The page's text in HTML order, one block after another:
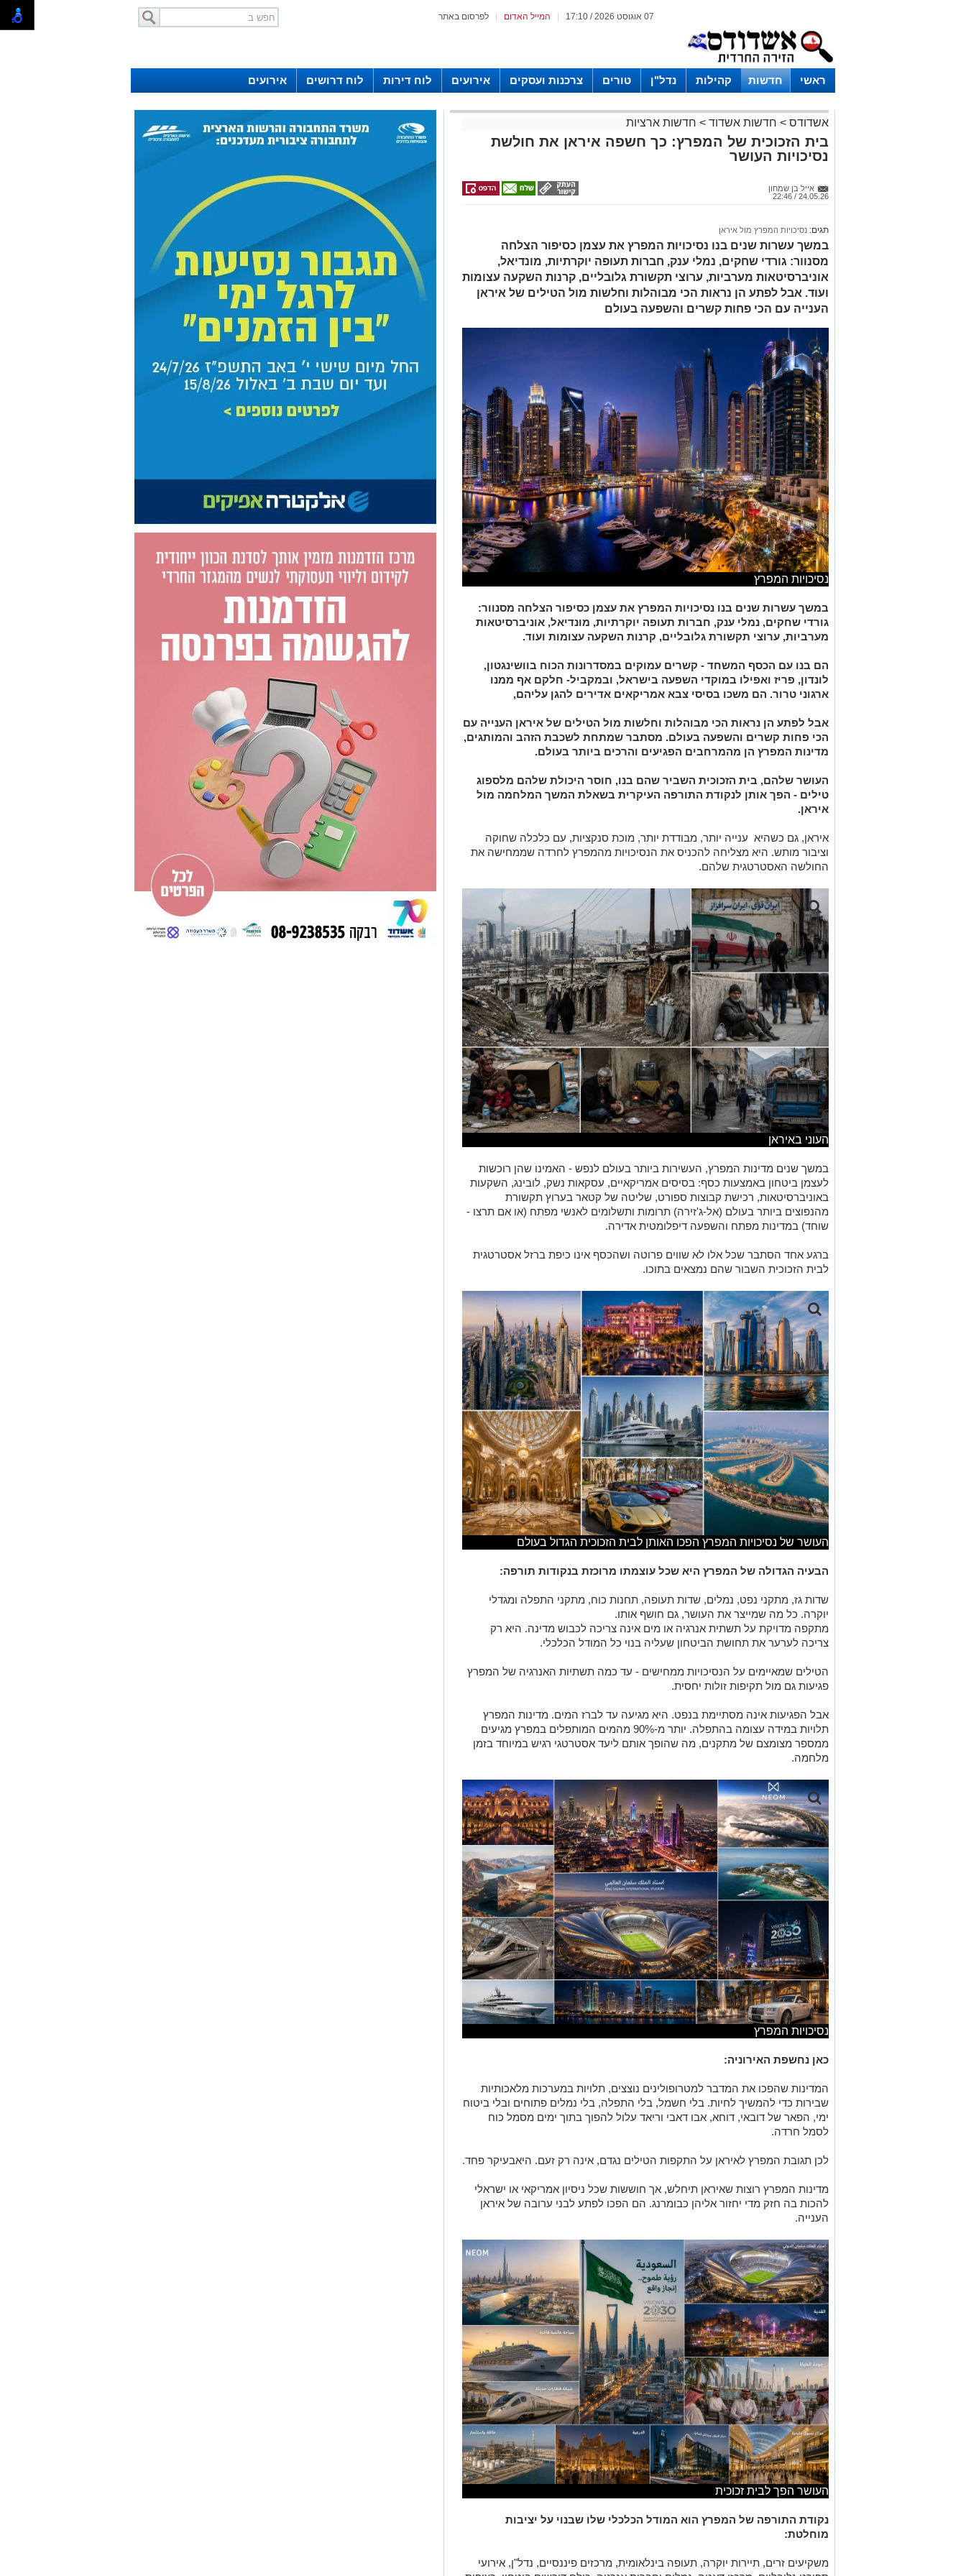
לפרסום באתר המייל האדום 07 אוגוסט 2026 / 17:10
ראשי חדשות קהילות נדל"ן טורים צרכנות ועסקים אירועים לוח דירות לוח דרושים אירועים
אשדודס > חדשות אשדוד > חדשות ארציות
בית הזכוכית של המפרץ: כך חשפה איראן את חולשת
נסיכויות העושר
אייל בן שמחון
24.05.26 / 22:46
תגים: נסיכויות המפרץ מול איראן
במשך עשרות שנים בנו נסיכויות המפרץ את עצמן כסיפור הצלחה
מסנוור: גורדי שחקים, נמלי ענק, חברות תעופה יוקרתיות, מונדיאל,
אוניברסיטאות מערביות, ערוצי תקשורת גלובליים, קרנות השקעה עצומות
ועוד. אבל לפתע הן נראות הכי מבוהלות וחלשות מול הטילים של איראן
הענייה עם הכי פחות קשרים והשפעה בעולם
נסיכויות המפרץ
במשך עשרות שנים בנו נסיכויות המפרץ את עצמן כסיפור הצלחה מסנוור:
גורדי שחקים, נמלי ענק, חברות תעופה יוקרתיות, מונדיאל, אוניברסיטאות
מערביות, ערוצי תקשורת גלובליים, קרנות השקעה עצומות ועוד.
הם בנו עם הכסף המשחד - קשרים עמוקים במסדרונות הכוח בוושינגטון,
לונדון, פריז ואפילו במוקדי השפעה בישראל, ובמקביל- חלקם אף ממנו
ארגוני טרור. הם משכו בסיסי צבא אמריקאים אדירים להגן עליהם,
אבל לפתע הן נראות הכי מבוהלות וחלשות מול הטילים של איראן הענייה עם
הכי פחות קשרים והשפעה בעולם. מסתבר שמתחת לשכבת הזהב והמותגים,
מדינות המפרץ הן מהמרחבים הפגיעים והרכים ביותר בעולם.
העושר שלהם, בית הזכוכית השביר שהם בנו, חוסר היכולת שלהם מלספוג
טילים - הפך אותן לנקודת התורפה העיקרית בשאלת המשך המלחמה מול
איראן.
איראן, גם כשהיא ענייה יותר, מבודדת יותר, מוכת סנקציות, עם כלכלה שחוקה
וציבור מותש. היא מצליחה להכניס את הנסיכויות מהמפרץ לחרדה שממחישה את
החולשה האסטרטגית שלהם.
העוני באיראן
במשך שנים מדינות המפרץ, העשירות ביותר בעולם לנפש - האמינו שהן רוכשות
לעצמן ביטחון באמצעות כסף: בסיסים אמריקאיים, עסקאות נשק, לובינג, השקעות
באוניברסיטאות, רכישת קבוצות ספורט, שליטה של קטאר בערוץ תקשורת
מהנפוצים ביותר בעולם (אל-ג'זירה) תרומות ותשלומים לאנשי מפתח (או אם תרצו -
שוחד) במדינות מפתח והשפעה דיפלומטית אדירה.
ברגע אחד הסתבר שכל אלו לא שווים פרוטה ושהכסף אינו כיפת ברזל אסטרטגית
לבית הזכוכית השבור שהם נמצאים בתוכו.
העושר של נסיכויות המפרץ הפכו האותן לבית הזכוכית הגדול בעולם
הבעיה הגדולה של המפרץ היא שכל עוצמתו מרוכזת בנקודות תורפה:
שדות גז, מתקני נפט, נמלים, שדות תעופה, תחנות כוח, מתקני התפלה ומגדלי
יוקרה. כל מה שמייצר את העושר, גם חושף אותו.
מתקפה מדויקת על תשתית אנרגיה או מים אינה צריכה לכבוש מדינה. היא רק
צריכה לערער את תחושת הביטחון שעליה בנוי כל המודל הכלכלי.
הטילים שמאיימים על הנסיכויות ממחישים - עד כמה תשתיות האנרגיה של המפרץ
פגיעות גם מול תקיפות זולות יחסית.
אבל הפגיעות אינה מסתיימת בנפט. היא מגיעה עד לברז המים. מדינות המפרץ
תלויות במידה עצומה בהתפלה. יותר מ-90% מהמים המותפלים במפרץ מגיעים
ממספר מצומצם של מתקנים, מה שהופך אותם ליעד אסטרטגי רגיש במיוחד בזמן
מלחמה.
נסיכויות המפרץ
כאן נחשפת האירוניה:
המדינות שהפכו את המדבר למטרופולינים נוצצים, תלויות במערכות מלאכותיות
שבירות כדי להמשיך לחיות. בלי חשמל, בלי התפלה, בלי נמלים פתוחים ובלי ביטוח
ימי, הפאר של דובאי, דוחא, אבו דאבי וריאד עלול להפוך בתוך ימים מסמל כוח
לסמל חרדה.
לכן תגובת המפרץ לאיראן על התקפות הטילים נגדם, אינה רק זעם. היאבעיקר פחד.
מדינות המפרץ רוצות שאיראן תיחלש, אך חוששות שכל ניסיון אמריקאי או ישראלי
להכות בה חזק מדי יחזור אליהן כבומרנג. הם הפכו לפתע לבני ערובה של איראן
הענייה.
העושר הפך לבית זכוכית
נקודת התורפה של המפרץ הוא המודל הכלכלי שלו שבנוי על יציבות
מוחלטת:
משקיעים זרים, תיירות יוקרה, תעופה בינלאומית, מרכזים פיננסיים, נדל"ן, אירועי